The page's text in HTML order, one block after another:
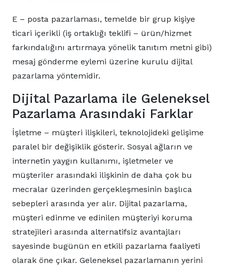
E – posta pazarlaması, temelde bir grup kişiye
ticari içerikli (iş ortaklığı teklifi – ürün/hizmet
farkındalığını artırmaya yönelik tanıtım metni gibi)
mesaj gönderme eylemi üzerine kurulu dijital
pazarlama yöntemidir.
Dijital Pazarlama ile Geleneksel
Pazarlama Arasındaki Farklar
İşletme – müşteri ilişkileri, teknolojideki gelişime
paralel bir değişiklik gösterir. Sosyal ağların ve
internetin yaygın kullanımı, işletmeler ve
müşteriler arasındaki ilişkinin de daha çok bu
mecralar üzerinden gerçekleşmesinin başlıca
sebepleri arasında yer alır. Dijital pazarlama,
müşteri edinme ve edinilen müşteriyi koruma
stratejileri arasında alternatifsiz avantajları
sayesinde bugünün en etkili pazarlama faaliyeti
olarak öne çıkar. Geleneksel pazarlamanın yerini